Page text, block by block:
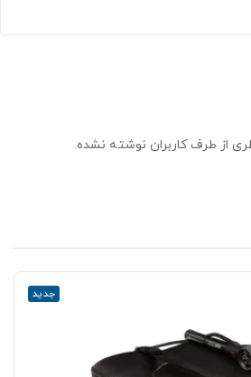
از طرف کاربران نوشته نشده.
جدید